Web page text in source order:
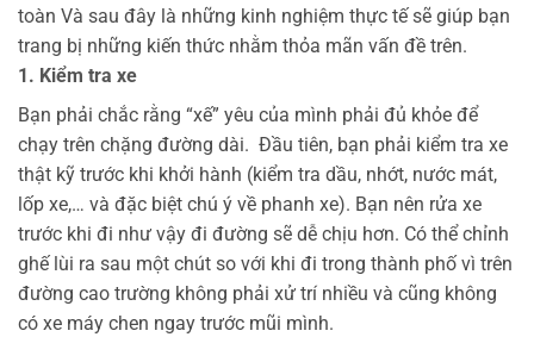
toàn Và sau đây là những kinh nghiệm thực tế sẽ giúp bạn
trang bị những kiến thức nhằm thỏa mãn vấn đề trên.
1. Kiểm tra xe
Bạn phải chắc rằng “xế” yêu của mình phải đủ khỏe để
chạy trên chặng đường dài. Đầu tiên, bạn phải kiểm tra xe
thật kỹ trước khi khởi hành (kiểm tra dầu, nhớt, nước mát,
lốp xe,… và đặc biệt chú ý về phanh xe). Bạn nên rửa xe
trước khi đi như vậy đi đường sẽ dễ chịu hơn. Có thể chỉnh
ghế lùi ra sau một chút so với khi đi trong thành phố vì trên
đường cao trường không phải xử trí nhiều và cũng không
có xe máy chen ngay trước mũi mình.